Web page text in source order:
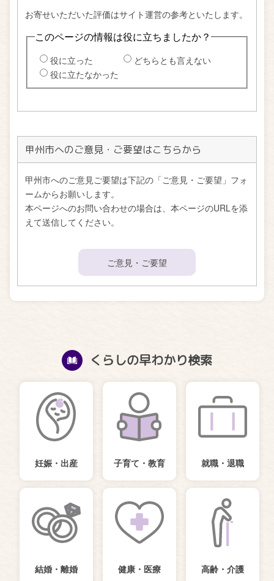
甲州市へのご意見・ご要望はこちらから
甲州市へのご意見ご要望は下記の「ご意見・ご要望」フォ
ームからお願いします。
本ページへのお問い合わせの場合は、本ページのURLを添
えて送信してください。
ご意見・ご要望
くらしの早わかり検索
妊娠・出産 子育て・教育 就職・退職
結婚・離婚 健康・医療 高齢・介護